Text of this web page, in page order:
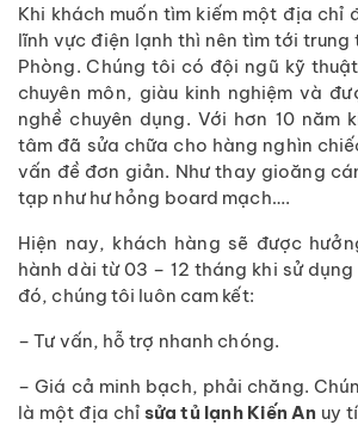
Khi khách muốn tìm kiếm một địa chỉ
lĩnh vực điện lạnh thì nên tìm tới trung
Phòng. Chúng tôi có đội ngũ kỹ
chuyên môn, giàu kinh nghiệm và
nghề chuyên dụng. Với hơn 10 năm
tâm đã sửa chữa cho hàng nghìn
vấn đề đơn giản. Như thay gioăng
tạp như hư hỏng board mạch….
Hiện nay, khách hàng sẽ được
hành dài từ 03 – 12 tháng khi sử
đó, chúng tôi luôn cam kết:
– Tư vấn, hỗ trợ nhanh chóng.
– Giá cả minh bạch, phải chăng.
là một địa chỉ sửa tủ lạnh Kiến An uy